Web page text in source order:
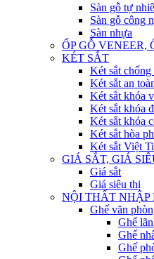
Sàn gỗ tự
Sàn gỗ công
Sàn nhựa
ỐP GỖ VENEER,
KÉT SẮT
Két sắt chống
Két sắt an
Két sắt khóa
Két sắt khóa
Két sắt khóa
Két sắt hòa
Két sắt Việt
GIÁ SẮT, GIÁ
Giá sắt
Giá siêu thị
NỘI THẤT NHẬP
Ghế văn
Ghế
Ghế
Ghế